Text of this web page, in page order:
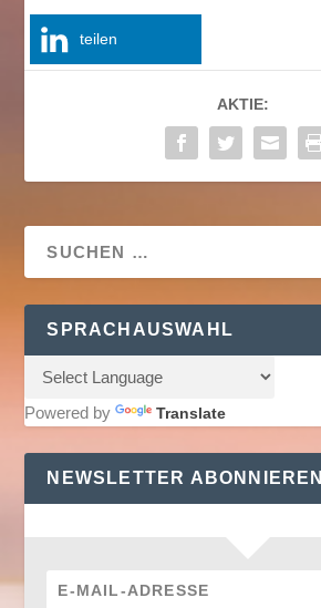
teilen
AKTIE:
SPRACHAUSWAHL
Powered by Translate
NEWSLETTER ABONNIEREN